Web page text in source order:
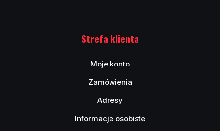
Strefa klienta
Moje konto
Zamówienia
Adresy
Informacje osobiste